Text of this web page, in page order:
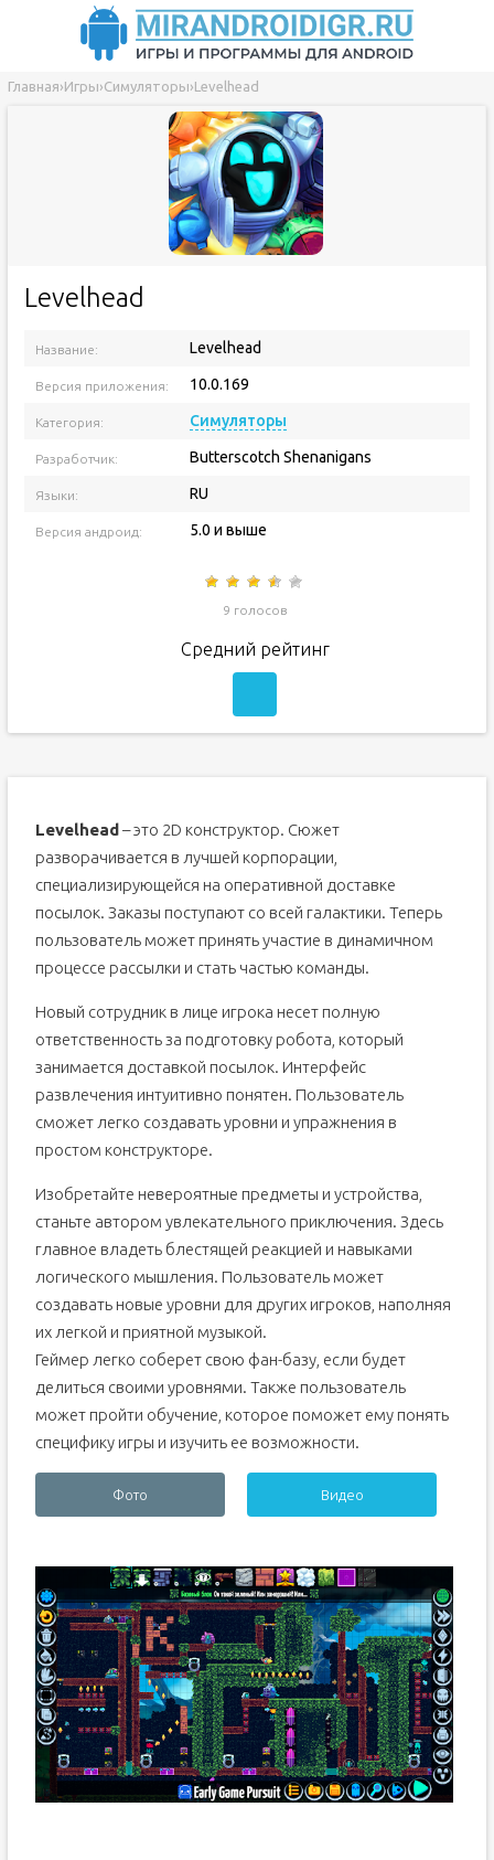
Главная›Игры›Симуляторы›Levelhead
Levelhead
Название: Levelhead
Версия приложения: 10.0.169
Категория: Симуляторы
Разработчик: Butterscotch Shenanigans
Языки: RU
Версия андроид: 5.0 и выше
9 голосов
Средний рейтинг
Levelhead– это 2D конструктор. Сюжет
разворачивается в лучшей корпорации,
специализирующейся на оперативной доставке
посылок. Заказы поступают со всей галактики. Теперь
пользователь может принять участие в динамичном
процессе рассылки и стать частью команды.
Новый сотрудник в лице игрока несет полную
ответственность за подготовку робота, который
занимается доставкой посылок. Интерфейс
развлечения интуитивно понятен. Пользователь
сможет легко создавать уровни и упражнения в
простом конструкторе.
Изобретайте невероятные предметы и устройства,
станьте автором увлекательного приключения. Здесь
главное владеть блестящей реакцией и навыками
логического мышления. Пользователь может
создавать новые уровни для других игроков, наполняя
их легкой и приятной музыкой.
Геймер легко соберет свою фан-базу, если будет
делиться своими уровнями. Также пользователь
может пройти обучение, которое поможет ему понять
специфику игры и изучить ее возможности.
Фото Видео